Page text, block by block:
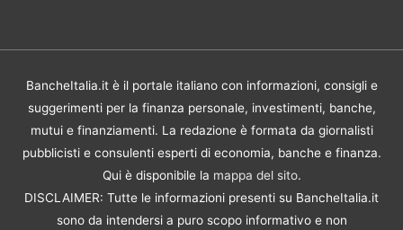
BancheItalia.it è il portale italiano con informazioni, consigli e
suggerimenti per la finanza personale, investimenti, banche,
mutui e finanziamenti. La redazione è formata da giornalisti
pubblicisti e consulenti esperti di economia, banche e finanza.
Qui è disponibile la mappa del sito.
DISCLAIMER: Tutte le informazioni presenti su BancheItalia.it
sono da intendersi a puro scopo informativo e non